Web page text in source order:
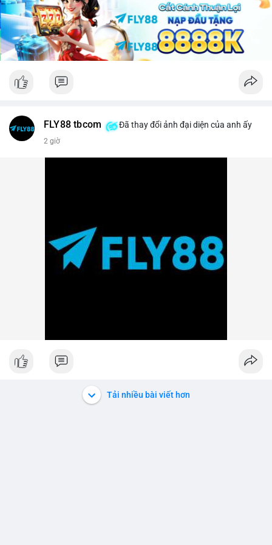
lời ngắn hạn sẽ gia tăng.
Lời khuyên: Nhà đầu tư nhỏ lẻ nên theo dõi sát các khối xác
nhận tiếp theo của TxID này. Nếu BTC được chuyển tiếp lên
sàn trong vòng 24 giờ, hãy thận trọng với nhịp điều chỉnh.
cố cho xu hướng tăng trung hạn.
FLY88 tbcom Đã thay đổi ảnh đại diện của anh ấy
2 giờ
Tải nhiều bài viết hơn